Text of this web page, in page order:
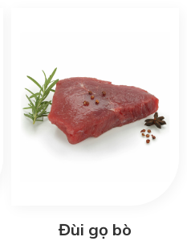
Đùi gọ bò